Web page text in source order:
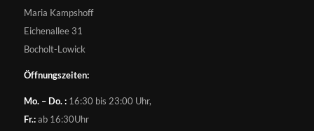
Maria Kampshoff
Eichenallee 31
Bocholt-Lowick
Öffnungszeiten:
Mo. – Do. :16:30 bis 23:00 Uhr,
Fr.:ab 16:30Uhr